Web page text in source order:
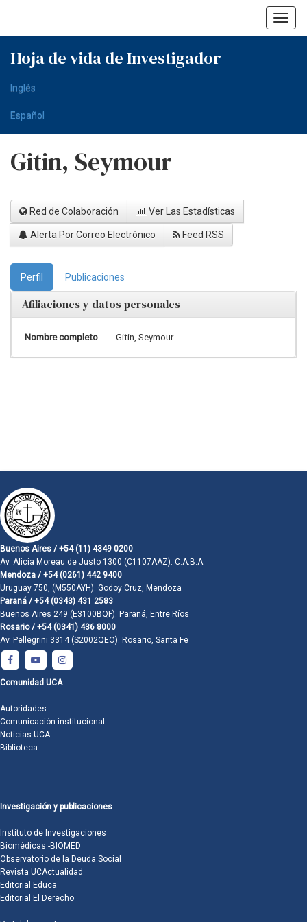
Hoja de vida de Investigador
Inglés
Español
Gitin, Seymour
Red de Colaboración Ver Las Estadísticas
Alerta Por Correo Electrónico Feed RSS
Perfil Publicaciones
Afiliaciones y datos personales
Nombre completo Gitin, Seymour
Buenos Aires / +54 (11) 4349 0200
Av. Alicia Moreau de Justo 1300 (C1107AAZ). C.A.B.A.
Mendoza / +54 (0261) 442 9400
Uruguay 750, (M550AYH). Godoy Cruz, Mendoza
Paraná / +54 (0343) 431 2583
Buenos Aires 249 (E3100BQF). Paraná, Entre Ríos
Rosario / +54 (0341) 436 8000
Av. Pellegrini 3314 (S2002QEO). Rosario, Santa Fe
Comunidad UCA
Autoridades
Comunicación institucional
Noticias UCA
Biblioteca
Investigación y publicaciones
Instituto de Investigaciones
Biomédicas -BIOMED
Observatorio de la Deuda Social
Revista UCActualidad
Editorial Educa
Editorial El Derecho